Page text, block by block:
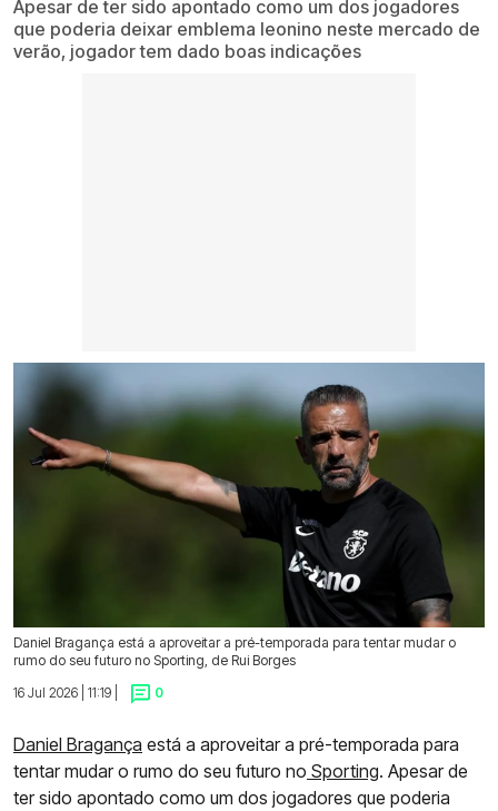
Apesar de ter sido apontado como um dos jogadores
que poderia deixar emblema leonino neste mercado de
verão, jogador tem dado boas indicações
Daniel Bragança está a aproveitar a pré-temporada para tentar mudar o
rumo do seu futuro no Sporting, de Rui Borges
16 Jul 2026 | 11:19 |
0
Daniel Bragança está a aproveitar a pré-temporada para
tentar mudar o rumo do seu futuro no Sporting. Apesar de
ter sido apontado como um dos jogadores que poderia